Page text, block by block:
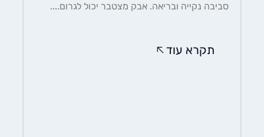
סביבה נקייה ובריאה. אבק מצטבר יכול לגרום....
תקרא עוד